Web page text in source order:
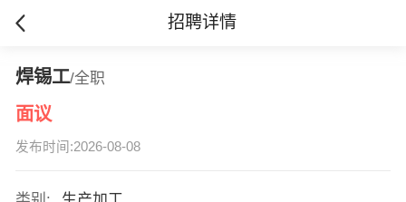
招聘详情
焊锡工/全职
面议
发布时间:2026-08-08